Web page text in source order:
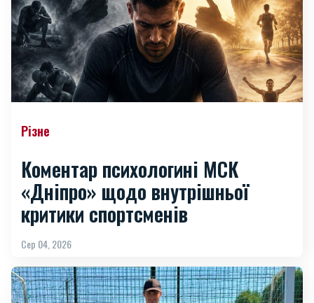
Різне
Коментар психологині МСК
«Дніпро» щодо внутрішньої
критики спортсменів
Сер 04, 2026